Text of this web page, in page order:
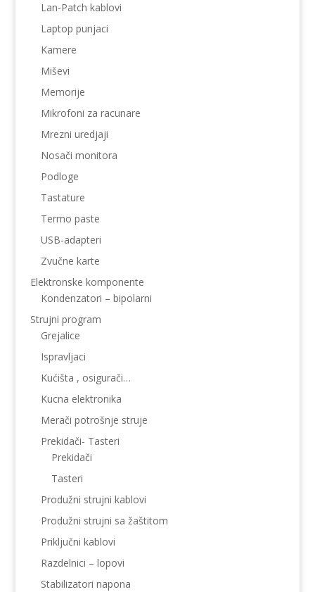
Lan-Patch kablovi
Laptop punjaci
Kamere
Miševi
Memorije
Mikrofoni za racunare
Mrezni uredjaji
Nosači monitora
Podloge
Tastature
Termo paste
USB-adapteri
Zvučne karte
Elektronske komponente
Kondenzatori – bipolarni
Strujni program
Grejalice
Ispravljaci
Kućišta , osigurači…
Kucna elektronika
Merači potrošnje struje
Prekidači- Tasteri
Prekidači
Tasteri
Produžni strujni kablovi
Produžni strujni sa žaštitom
Priključni kablovi
Razdelnici – lopovi
Stabilizatori napona